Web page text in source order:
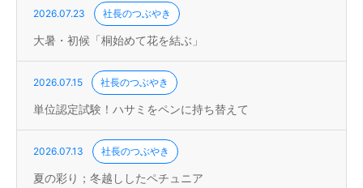
2026.07.23 社長のつぶやき
大暑・初候「桐始めて花を結ぶ」
2026.07.15 社長のつぶやき
単位認定試験！ハサミをペンに持ち替えて
2026.07.13 社長のつぶやき
夏の彩り；冬越ししたペチュニア